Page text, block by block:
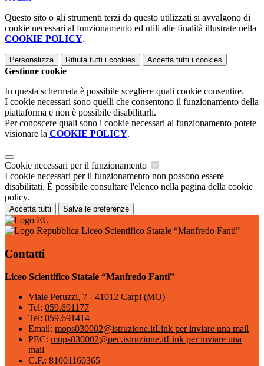
Questo sito o gli strumenti terzi da questo utilizzati si avvalgono di
cookie necessari al funzionamento ed utili alle finalità illustrate nella
COOKIE POLICY.
Personalizza Rifiuta tutti i cookies Accetta tutti i cookies
Gestione cookie
In questa schermata è possibile scegliere quali cookie consentire.
I cookie necessari sono quelli che consentono il funzionamento della
piattaforma e non è possibile disabilitarli.
Per conoscere quali sono i cookie necessari al funzionamento potete
visionare la COOKIE POLICY.
Cookie necessari per il funzionamento
I cookie necessari per il funzionamento non possono essere
disabilitati. È possibile consultare l'elenco nella pagina della cookie
policy.
Accetta tutti Salva le preferenze
Liceo Scientifico Statale “Manfredo Fanti”
Contatti
Liceo Scientifico Statale “Manfredo Fanti”
Viale Peruzzi, 7 - 41012 Carpi (MO)
Tel: 059.691177
Tel: 059.691414
Email: mops030002@istruzione.itLink per inviare una mail
PEC: mops030002@pec.istruzione.itLink per inviare una
mail
C.F.: 81001160365